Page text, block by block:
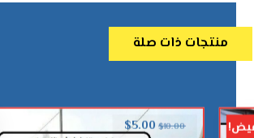
منتجات ذات صلة
$10.00
$5.00